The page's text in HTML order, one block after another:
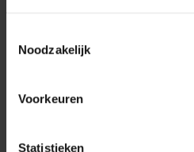
Noodzakelijk
Voorkeuren
Statistieken
Als er calamiteiten of
treindiensteider voor een
met veel
zocht? Met een stevige brief